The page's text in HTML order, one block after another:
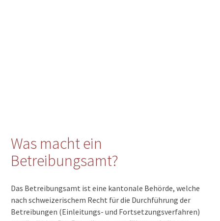
Was macht ein
Betreibungsamt?
Das Betreibungsamt ist eine kantonale Behörde, welche
nach schweizerischem Recht für die Durchführung der
Betreibungen (Einleitungs- und Fortsetzungsverfahren)